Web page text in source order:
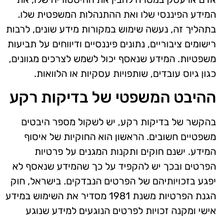
המידע הפיננסי שלו ואת ההתנהלות המשפטית שלו.
בתהליך זה, נעשה שימוש במקורות מידע שונים, לרבות
רישומים ציבוריים, נתונים פיננסיים ודיווחים על תביעות
משפטיות. המידע שנאסף יכול לשמש לצרכים מגוונים,
כגון גיוס עובדים, שותפויות עסקיות או הלוואות.
ההיבט המשפטי של בדיקות רקע
בהקשר של בדיקות רקע, יש לשקול מספר היבטים
משפטיים חשובים. הראשון הוא החוקיות של איסוף
המידע. ישנם חוקים ותקנות המגנים על פרטיות
הפרטים ובכך יש להקפיד על כך שהמידע שנאסף לא
יפגע בזכויותיהם של הפרטים הנבדקים. בישראל, חוק
הגנת הפרטיות משנת 1981 מסדיר את השימוש במידע
אישי ומקנה זכויות לפרטים הנוגעים למידע שנוגע